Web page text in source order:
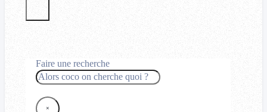
Faire une recherche
Rechercher
×